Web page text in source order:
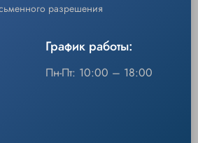
разрешения
График работы:
Пн-Пт: 10:00 – 18:00